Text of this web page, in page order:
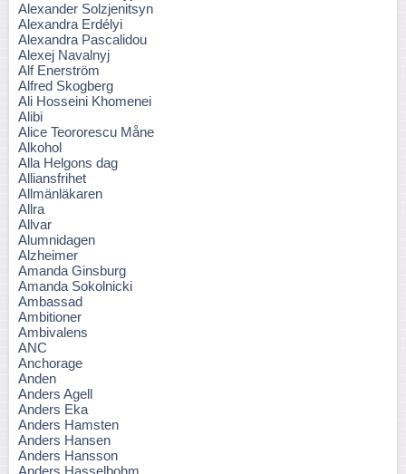
Alexander Solzjenitsyn
Alexandra Erdélyi
Alexandra Pascalidou
Alexej Navalnyj
Alf Enerström
Alfred Skogberg
Ali Hosseini Khomenei
Alibi
Alice Teororescu Måne
Alkohol
Alla Helgons dag
Alliansfrihet
Allmänläkaren
Allra
Allvar
Alumnidagen
Alzheimer
Amanda Ginsburg
Amanda Sokolnicki
Ambassad
Ambitioner
Ambivalens
ANC
Anchorage
Anden
Anders Agell
Anders Eka
Anders Hamsten
Anders Hansen
Anders Hansson
Anders Hasselbohm